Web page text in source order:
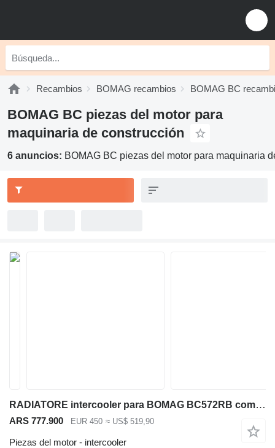
Recambios BOMAG recambios BOMAG BC
BOMAG BC piezas del motor para
maquinaria de construcción
6 anuncios: BOMAG BC piezas del motor para maquinaria
RADIATORE intercooler para BOMAG BC572RB compactador
ARS 777.900 EUR 450 ≈ US$ 519,90
Piezas del motor - intercooler